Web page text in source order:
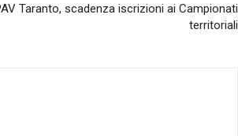
Taranto, scadenza iscrizioni ai Campionati
territoriali